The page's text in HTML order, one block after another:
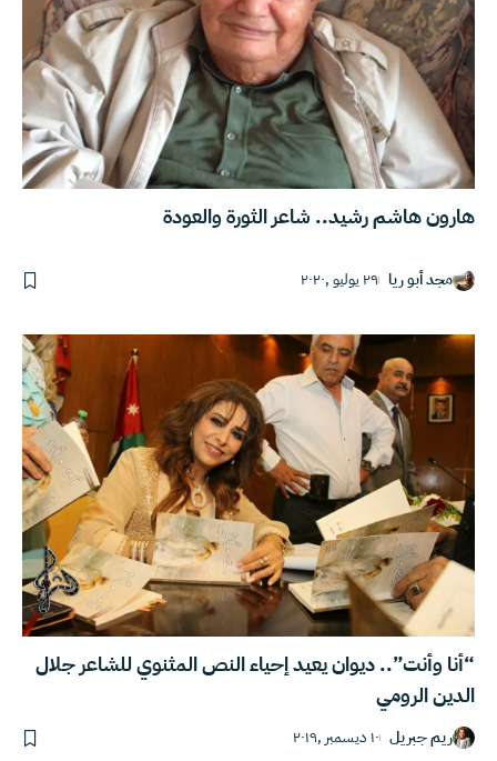
هارون هاشم رشيد.. شاعر الثورة والعودة
مجد أبو ريا ٢٩ يوليو ,٢٠٢٠
“أنا وأنت”.. ديوان يعيد إحياء النص المثنوي للشاعر جلال
الدين الرومي
ريم جبريل ١٠ ديسمبر ,٢٠١٩